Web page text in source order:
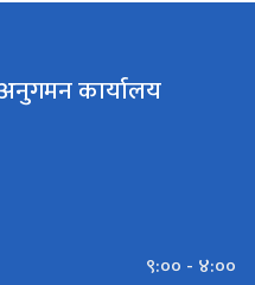
कार्यालय
९:०० - ४:००